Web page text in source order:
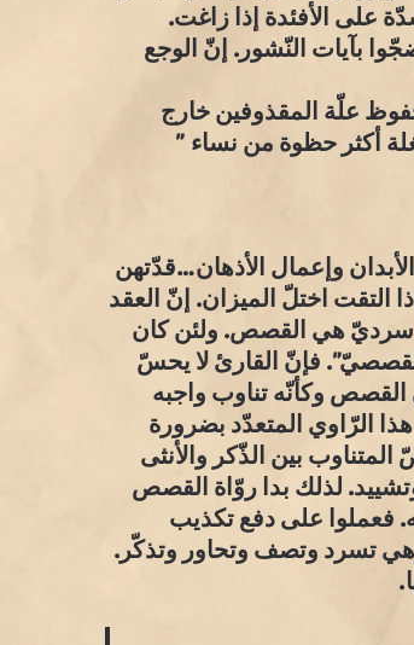
على الأفئدة إذا زاغت.
بآيات النّشور. إنّ الوجع
علّة المقذوفين خارج
أكثر حظوة من نساء ”
وإعمال الأذهان…قدّتهن
التقت اختلّ الميزان. إنّ العقد
سرديّ هي القصص. ولئن كان
القصصيّ”. فإنّ القارئ لا يحسّ
القصص وكأنّه تناوب واجبه
الرّاوي المتعدّد بضرورة
بين الذّكر والأنثى
وتشييد. لذلك بدا روّاة القصص
فعملوا على دفع تكذيب
وهي تسرد وتصف وتحاور وتذكّر.